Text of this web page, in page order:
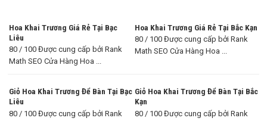
Hoa Khai Trương Giá Rẻ Tại Bạc
Liêu
80 / 100 Được cung cấp bởi Rank
Math SEO Cửa Hàng Hoa ...
Hoa Khai Trương Giá Rẻ Tại Bắc Kạn
80 / 100 Được cung cấp bởi Rank
Math SEO Cửa Hàng Hoa ...
Giỏ Hoa Khai Trương Để Bàn Tại Bạc
Liêu
80 / 100 Được cung cấp bởi Rank
Giỏ Hoa Khai Trương Để Bàn Tại Bắc
Kạn
80 / 100 Được cung cấp bởi Rank